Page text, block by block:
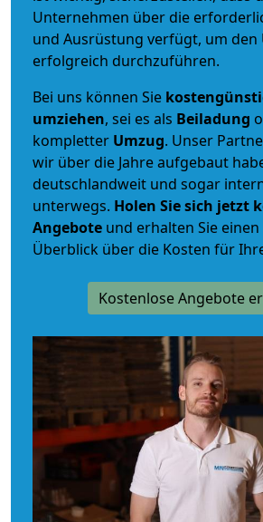
Unternehmen über die
und Ausrüstung verfügt, um den
erfolgreich durchzuführen.
Bei uns können Sie
umziehen, sei es als Beiladung
kompletter Umzug. Unser
wir über die Jahre aufgebaut
deutschlandweit und sogar
unterwegs. Holen Sie sich jetzt
Angebote und erhalten Sie
Überblick über die Kosten für
Kostenlose Angebote